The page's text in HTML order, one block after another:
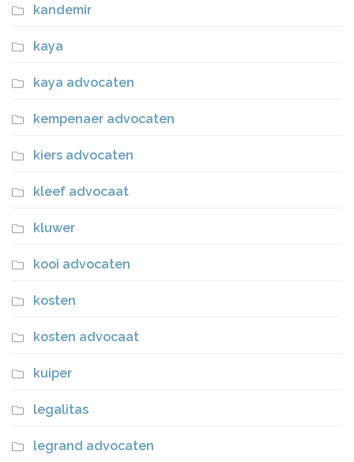
kandemir
kaya
kaya advocaten
kempenaer advocaten
kiers advocaten
kleef advocaat
kluwer
kooi advocaten
kosten
kosten advocaat
kuiper
legalitas
legrand advocaten